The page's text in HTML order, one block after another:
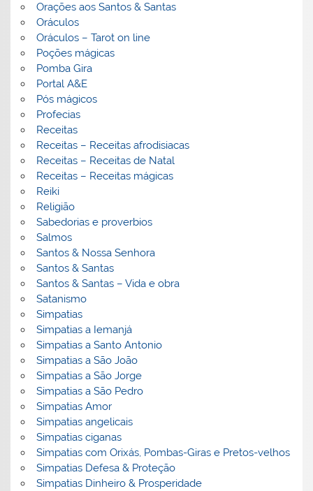
Orações aos Santos & Santas
Oráculos
Oráculos – Tarot on line
Poções mágicas
Pomba Gira
Portal A&E
Pós mágicos
Profecias
Receitas
Receitas – Receitas afrodisiacas
Receitas – Receitas de Natal
Receitas – Receitas mágicas
Reiki
Religião
Sabedorias e proverbios
Salmos
Santos & Nossa Senhora
Santos & Santas
Santos & Santas – Vida e obra
Satanismo
Simpatias
Simpatias a Iemanjá
Simpatias a Santo Antonio
Simpatias a São João
Simpatias a São Jorge
Simpatias a São Pedro
Simpatias Amor
Simpatias angelicais
Simpatias ciganas
Simpatias com Orixás, Pombas-Giras e Pretos-velhos
Simpatias Defesa & Proteção
Simpatias Dinheiro & Prosperidade